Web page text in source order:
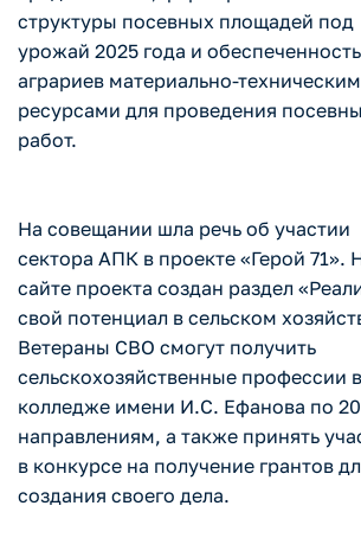
структуры посевных площадей под
урожай 2025 года и обеспеченность
аграриев материально-
ресурсами для проведения
работ.
На совещании шла речь об участии
сектора АПК в проекте «Герой 71».
сайте проекта создан раздел
свой потенциал в сельском
Ветераны СВО смогут получить
сельскохозяйственные профессии в
колледже имени И.С. Ефанова по 20
направлениям, а также принять
в конкурсе на получение грантов
создания своего дела.